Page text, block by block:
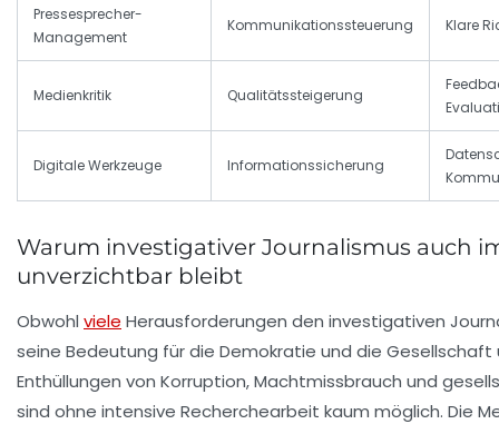
Pressesprecher-
Management
Kommunikationssteuerung Klare
Medienkritik Qualitätssteigerung
Digitale Werkzeuge Informationssicherung
Warum investigativer Journalismus auch
unverzichtbar bleibt
Obwohl viele Herausforderungen den investigativen
seine Bedeutung für die Demokratie und die
Enthüllungen von Korruption, Machtmissbrauch und
sind ohne intensive Recherchearbeit kaum möglich. Die